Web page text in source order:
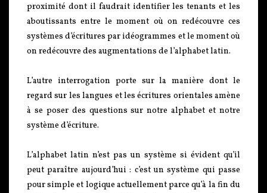
proximité dont il faudrait identifier les tenants et les
aboutissants entre le moment où on redécouvre ces
systèmes d’écritures par idéogrammes et le moment où
on redécouvre des augmentations de l’alphabet latin.
L’autre interrogation porte sur la manière dont le
regard sur les langues et les écritures orientales amène
à se poser des questions sur notre alphabet et notre
système d’écriture.
L’alphabet latin n’est pas un système si évident qu’il
peut paraître aujourd’hui : c’est un système qui passe
pour simple et logique actuellement parce qu’à la fin du